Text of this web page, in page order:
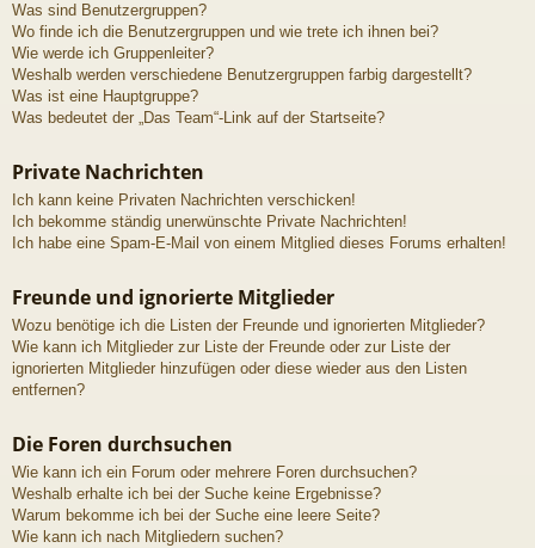
Was sind Benutzergruppen?
Wo finde ich die Benutzergruppen und wie trete ich ihnen bei?
Wie werde ich Gruppenleiter?
Weshalb werden verschiedene Benutzergruppen farbig dargestellt?
Was ist eine Hauptgruppe?
Was bedeutet der „Das Team“-Link auf der Startseite?
Private Nachrichten
Ich kann keine Privaten Nachrichten verschicken!
Ich bekomme ständig unerwünschte Private Nachrichten!
Ich habe eine Spam-E-Mail von einem Mitglied dieses Forums erhalten!
Freunde und ignorierte Mitglieder
Wozu benötige ich die Listen der Freunde und ignorierten Mitglieder?
Wie kann ich Mitglieder zur Liste der Freunde oder zur Liste der
ignorierten Mitglieder hinzufügen oder diese wieder aus den Listen
entfernen?
Die Foren durchsuchen
Wie kann ich ein Forum oder mehrere Foren durchsuchen?
Weshalb erhalte ich bei der Suche keine Ergebnisse?
Warum bekomme ich bei der Suche eine leere Seite?
Wie kann ich nach Mitgliedern suchen?